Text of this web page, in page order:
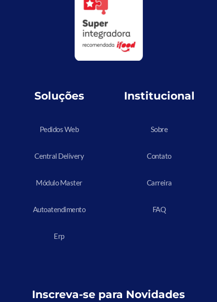
Soluções
Pedidos Web
Central Delivery
Módulo Master
Autoatendimento
Erp
Institucional
Sobre
Contato
Carreira
FAQ
Inscreva-se para Novidades